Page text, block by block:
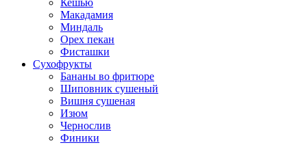
Кешью
Макадамия
Миндаль
Орех пекан
Фисташки
Сухофрукты
Бананы во фритюре
Шиповник сушеный
Вишня сушеная
Изюм
Чернослив
Финики